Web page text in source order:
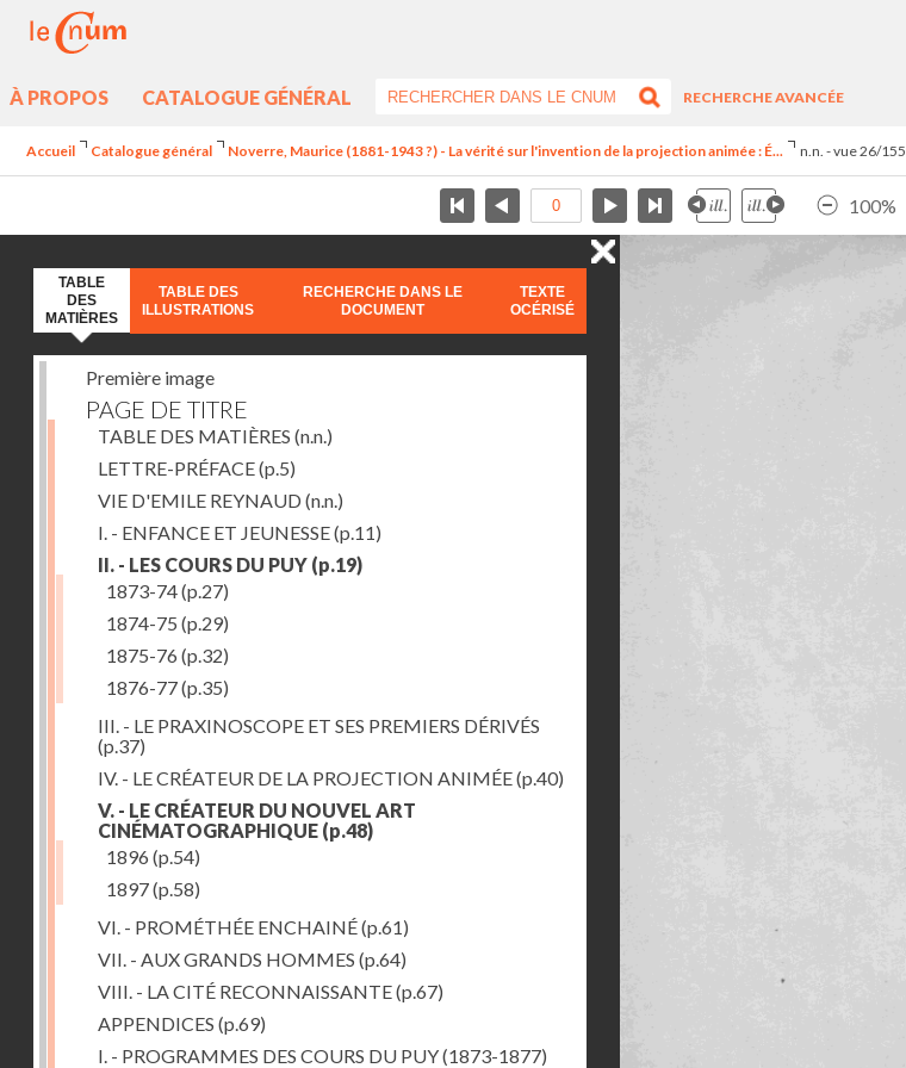
À PROPOS CATALOGUE GÉNÉRAL
RECHERCHE AVANCÉE
Accueil Catalogue général Noverre, Maurice (1881-1943 ?) - La vérité sur l'invention de la projection animée : É... n.n. - vue 26/155
100%
TABLE
DES
MATIÈRES
TABLE DES
ILLUSTRATIONS
RECHERCHE DANS LE
DOCUMENT
TEXTE
OCÉRISÉ
Première image
PAGE DE TITRE
TABLE DES MATIÈRES (n.n.)
LETTRE-PRÉFACE(p.5)
VIE D'EMILE REYNAUD (n.n.)
I. - ENFANCE ET JEUNESSE(p.11)
II. - LES COURS DU PUY (p.19)
1873-74(p.27)
1874-75 (p.29)
1875-76 (p.32)
1876-77(p.35)
III. - LE PRAXINOSCOPE ET SES PREMIERS DÉRIVÉS
(p.37)
IV. - LE CRÉATEUR DE LA PROJECTION ANIMÉE(p.40)
V. - LE CRÉATEUR DU NOUVEL ART
CINÉMATOGRAPHIQUE (p.48)
1896 (p.54)
1897(p.58)
VI. - PROMÉTHÉE ENCHAINÉ(p.61)
VII. - AUX GRANDS HOMMES (p.64)
VIII. - LA CITÉ RECONNAISSANTE(p.67)
APPENDICES (p.69)
I. - PROGRAMMES DES COURS DU PUY (1873-1877)